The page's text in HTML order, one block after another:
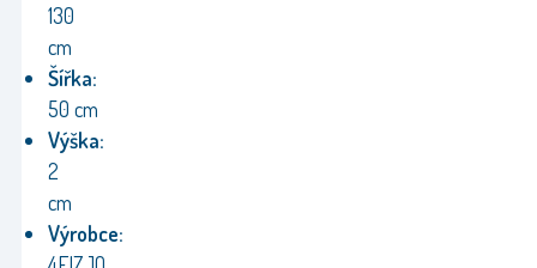
130
cm
Šířka:
50 cm
Výška:
2
cm
Výrobce: